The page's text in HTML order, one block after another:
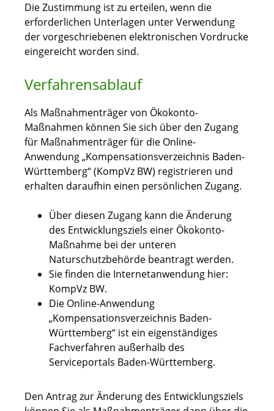
Die Zustimmung ist zu erteilen, wenn die
erforderlichen Unterlagen unter Verwendung
der vorgeschriebenen elektronischen Vordrucke
eingereicht worden sind.
Verfahrensablauf
Als Maßnahmenträger von Ökokonto-
Maßnahmen können Sie sich über den Zugang
für Maßnahmenträger für die Online-
Anwendung „Kompensationsverzeichnis Baden-
Württemberg“ (KompVz BW) registrieren und
erhalten daraufhin einen persönlichen Zugang.
Über diesen Zugang kann die Änderung
des Entwicklungsziels einer Ökokonto-
Maßnahme bei der unteren
Naturschutzbehörde beantragt werden.
Sie finden die Internetanwendung hier:
KompVz BW.
Die Online-Anwendung
„Kompensationsverzeichnis Baden-
Württemberg“ ist ein eigenständiges
Fachverfahren außerhalb des
Serviceportals Baden-Württemberg.
Den Antrag zur Änderung des Entwicklungsziels